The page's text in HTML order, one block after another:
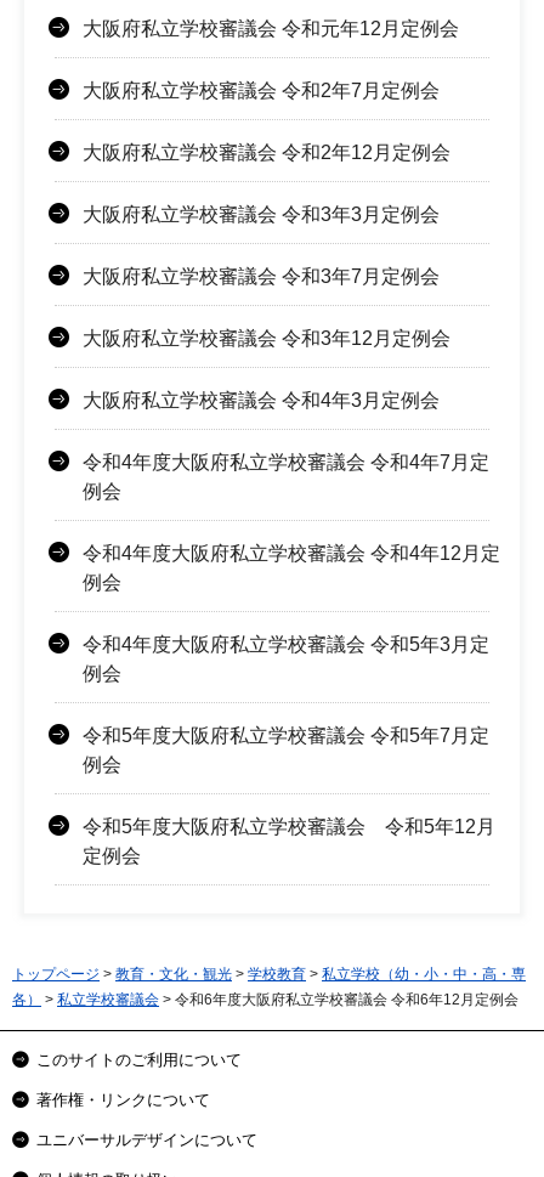
大阪府私立学校審議会 令和元年12月定例会
大阪府私立学校審議会 令和2年7月定例会
大阪府私立学校審議会 令和2年12月定例会
大阪府私立学校審議会 令和3年3月定例会
大阪府私立学校審議会 令和3年7月定例会
大阪府私立学校審議会 令和3年12月定例会
大阪府私立学校審議会 令和4年3月定例会
令和4年度大阪府私立学校審議会 令和4年7月定
例会
令和4年度大阪府私立学校審議会 令和4年12月定
例会
令和4年度大阪府私立学校審議会 令和5年3月定
例会
令和5年度大阪府私立学校審議会 令和5年7月定
例会
令和5年度大阪府私立学校審議会 令和5年12月
定例会
トップページ > 教育・文化・観光 > 学校教育 > 私立学校（幼・小・中・高・専
各）
> 私立学校審議会 > 令和6年度大阪府私立学校審議会 令和6年12月定例会
このサイトのご利用について
著作権・リンクについて
ユニバーサルデザインについて